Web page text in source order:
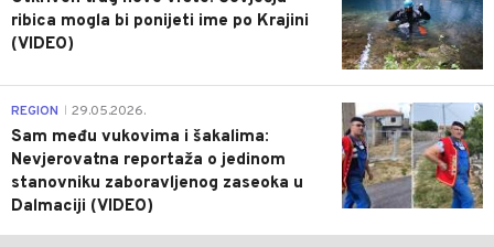
ribica mogla bi ponijeti ime po Krajini
(VIDEO)
0
REGION 29.05.2026.
Sam među vukovima i šakalima:
Nevjerovatna reportaža o jedinom
stanovniku zaboravljenog zaseoka u
Dalmaciji (VIDEO)